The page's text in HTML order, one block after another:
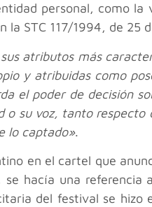
personal, como la
la STC 117/1994, de 25
atributos más
y atribuidas como
el poder de decisión
o su voz, tanto respecto
lo captado».
en el cartel que
hacía una referencia
del festival se hizo